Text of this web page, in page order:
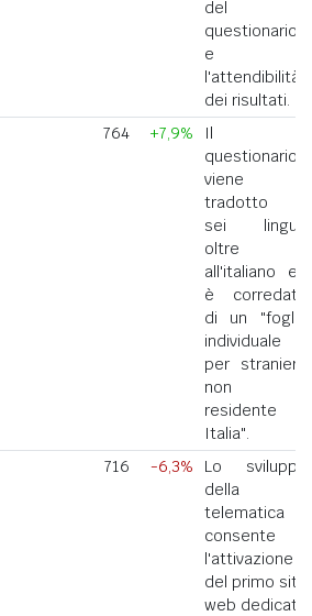
del
questionario
e
l'attendibilità
dei risultati.
764 +7,9%
Il
questionario
viene
tradotto in
sei lingue
oltre
all'italiano ed
è corredato
di un "foglio
individuale
per straniero
non
residente in
Italia".
716 -6,3%
Lo sviluppo
della
telematica
consente
l'attivazione
del primo sito
web dedicato